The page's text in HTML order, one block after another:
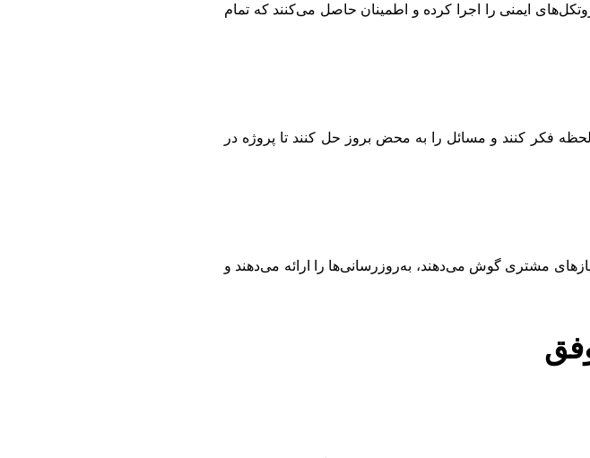
ایمنی را اجرا کرده و اطمینان حاصل می‌کنند که تمام
لحظه فکر کنند و مسائل را به محض بروز حل کنند تا پروژه در
مشتری گوش می‌دهند، به‌روزرسانی‌ها را ارائه می‌دهند و